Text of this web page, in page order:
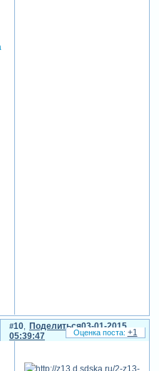
Поделиться
10
03-01-2015
05:39:47
+1